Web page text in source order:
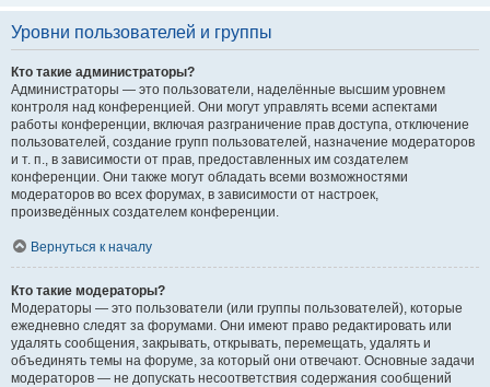
Уровни пользователей и группы
Кто такие администраторы?
Администраторы — это пользователи, наделённые высшим уровнем
контроля над конференцией. Они могут управлять всеми аспектами
работы конференции, включая разграничение прав доступа, отключение
пользователей, создание групп пользователей, назначение модераторов
и т. п., в зависимости от прав, предоставленных им создателем
конференции. Они также могут обладать всеми возможностями
модераторов во всех форумах, в зависимости от настроек,
произведённых создателем конференции.
Вернуться к началу
Кто такие модераторы?
Модераторы — это пользователи (или группы пользователей), которые
ежедневно следят за форумами. Они имеют право редактировать или
удалять сообщения, закрывать, открывать, перемещать, удалять и
объединять темы на форуме, за который они отвечают. Основные задачи
модераторов — не допускать несоответствия содержания сообщений